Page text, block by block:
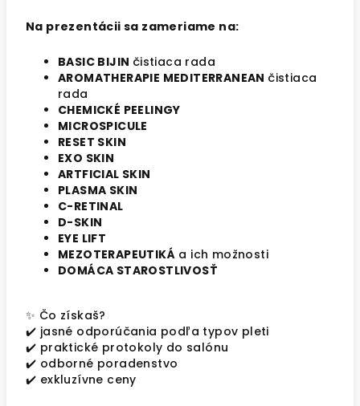
Na prezentácii sa zameriame na:
BASIC BIJIN čistiaca rada
AROMATHERAPIE MEDITERRANEAN čistiaca
rada
CHEMICKÉ PEELINGY
MICROSPICULE
RESET SKIN
EXO SKIN
ARTFICIAL SKIN
PLASMA SKIN
C-RETINAL
D-SKIN
EYE LIFT
MEZOTERAPEUTIKÁ a ich možnosti
DOMÁCA STAROSTLIVOSŤ
✨ Čo získaš?
✔️ jasné odporúčania podľa typov pleti
✔️ praktické protokoly do salónu
✔️ odborné poradenstvo
✔️ exkluzívne ceny